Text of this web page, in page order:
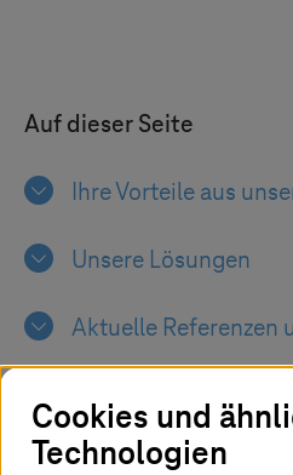
Auf dieser Seite
Ihre Vorteile aus
Unsere Lösungen
Aktuelle Referenzen
Cookies und
Technologien